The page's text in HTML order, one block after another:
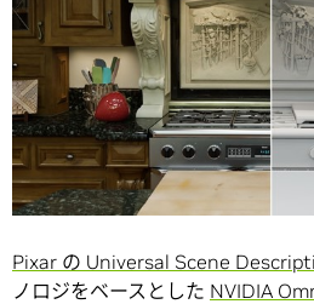
Pixar の Universal Scene
ノロジをベースとした NVIDIA